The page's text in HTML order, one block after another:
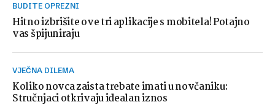
BUDITE OPREZNI
Hitno izbrišite ove tri aplikacije s mobitela! Potajno
vas špijuniraju
VJEČNA DILEMA
Koliko novca zaista trebate imati u novčaniku:
Stručnjaci otkrivaju idealan iznos